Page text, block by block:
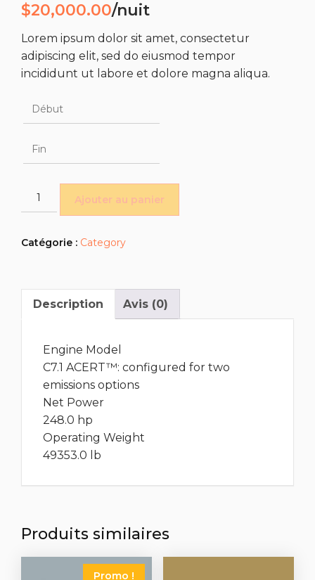
$20,000.00/nuit
Lorem ipsum dolor sit amet, consectetur
adipiscing elit, sed do eiusmod tempor
incididunt ut labore et dolore magna aliqua.
815K
Ajouter au panier
Catégorie : Category
Description Avis (0)
Engine Model
C7.1 ACERT™: configured for two
emissions options
Net Power
248.0 hp
Operating Weight
49353.0 lb
Produits similaires
Promo !